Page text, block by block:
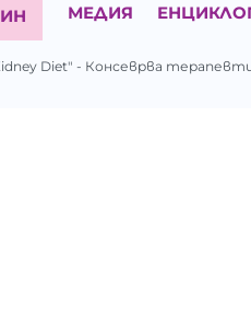
МЕДИЯ
Diet" - Консеврва